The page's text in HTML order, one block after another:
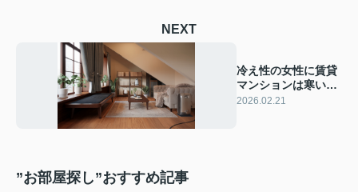
NEXT
冷え性の女性に賃貸
マンションは寒い？
暖房選びと部屋作り
2026.02.21
”お部屋探し”おすすめ記事